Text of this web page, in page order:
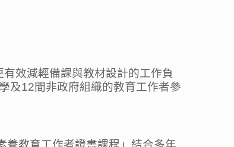
效減輕備課與教材設計的工作負
及12間非政府組織的教育工作者參
養教育工作者證書課程」結合多年